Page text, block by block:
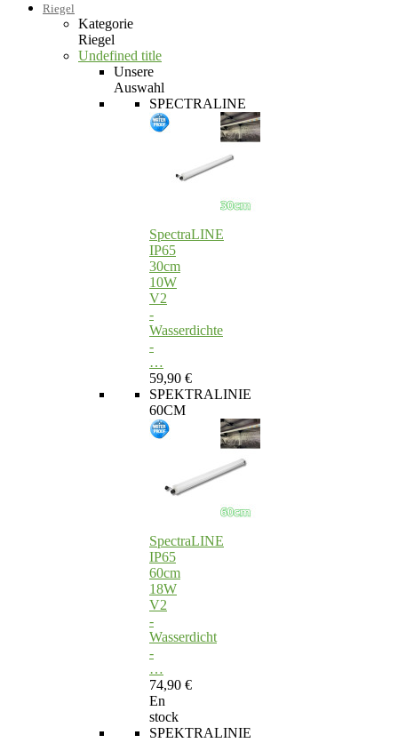
Riegel
Kategorie
Riegel
Undefined title
Unsere
Auswahl
SPECTRALINE
SpectraLINE
IP65
30cm
10W
V2
-
Wasserdichte
-
…
59,90 €
SPEKTRALINIE
60CM
SpectraLINE
IP65
60cm
18W
V2
-
Wasserdicht
-
…
74,90 €
En
stock
SPEKTRALINIE